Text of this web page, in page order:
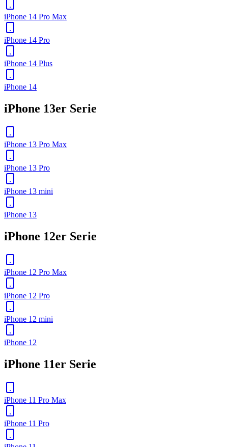
iPhone 14 Pro Max
iPhone 14 Pro
iPhone 14 Plus
iPhone 14
iPhone 13er Serie
iPhone 13 Pro Max
iPhone 13 Pro
iPhone 13 mini
iPhone 13
iPhone 12er Serie
iPhone 12 Pro Max
iPhone 12 Pro
iPhone 12 mini
iPhone 12
iPhone 11er Serie
iPhone 11 Pro Max
iPhone 11 Pro